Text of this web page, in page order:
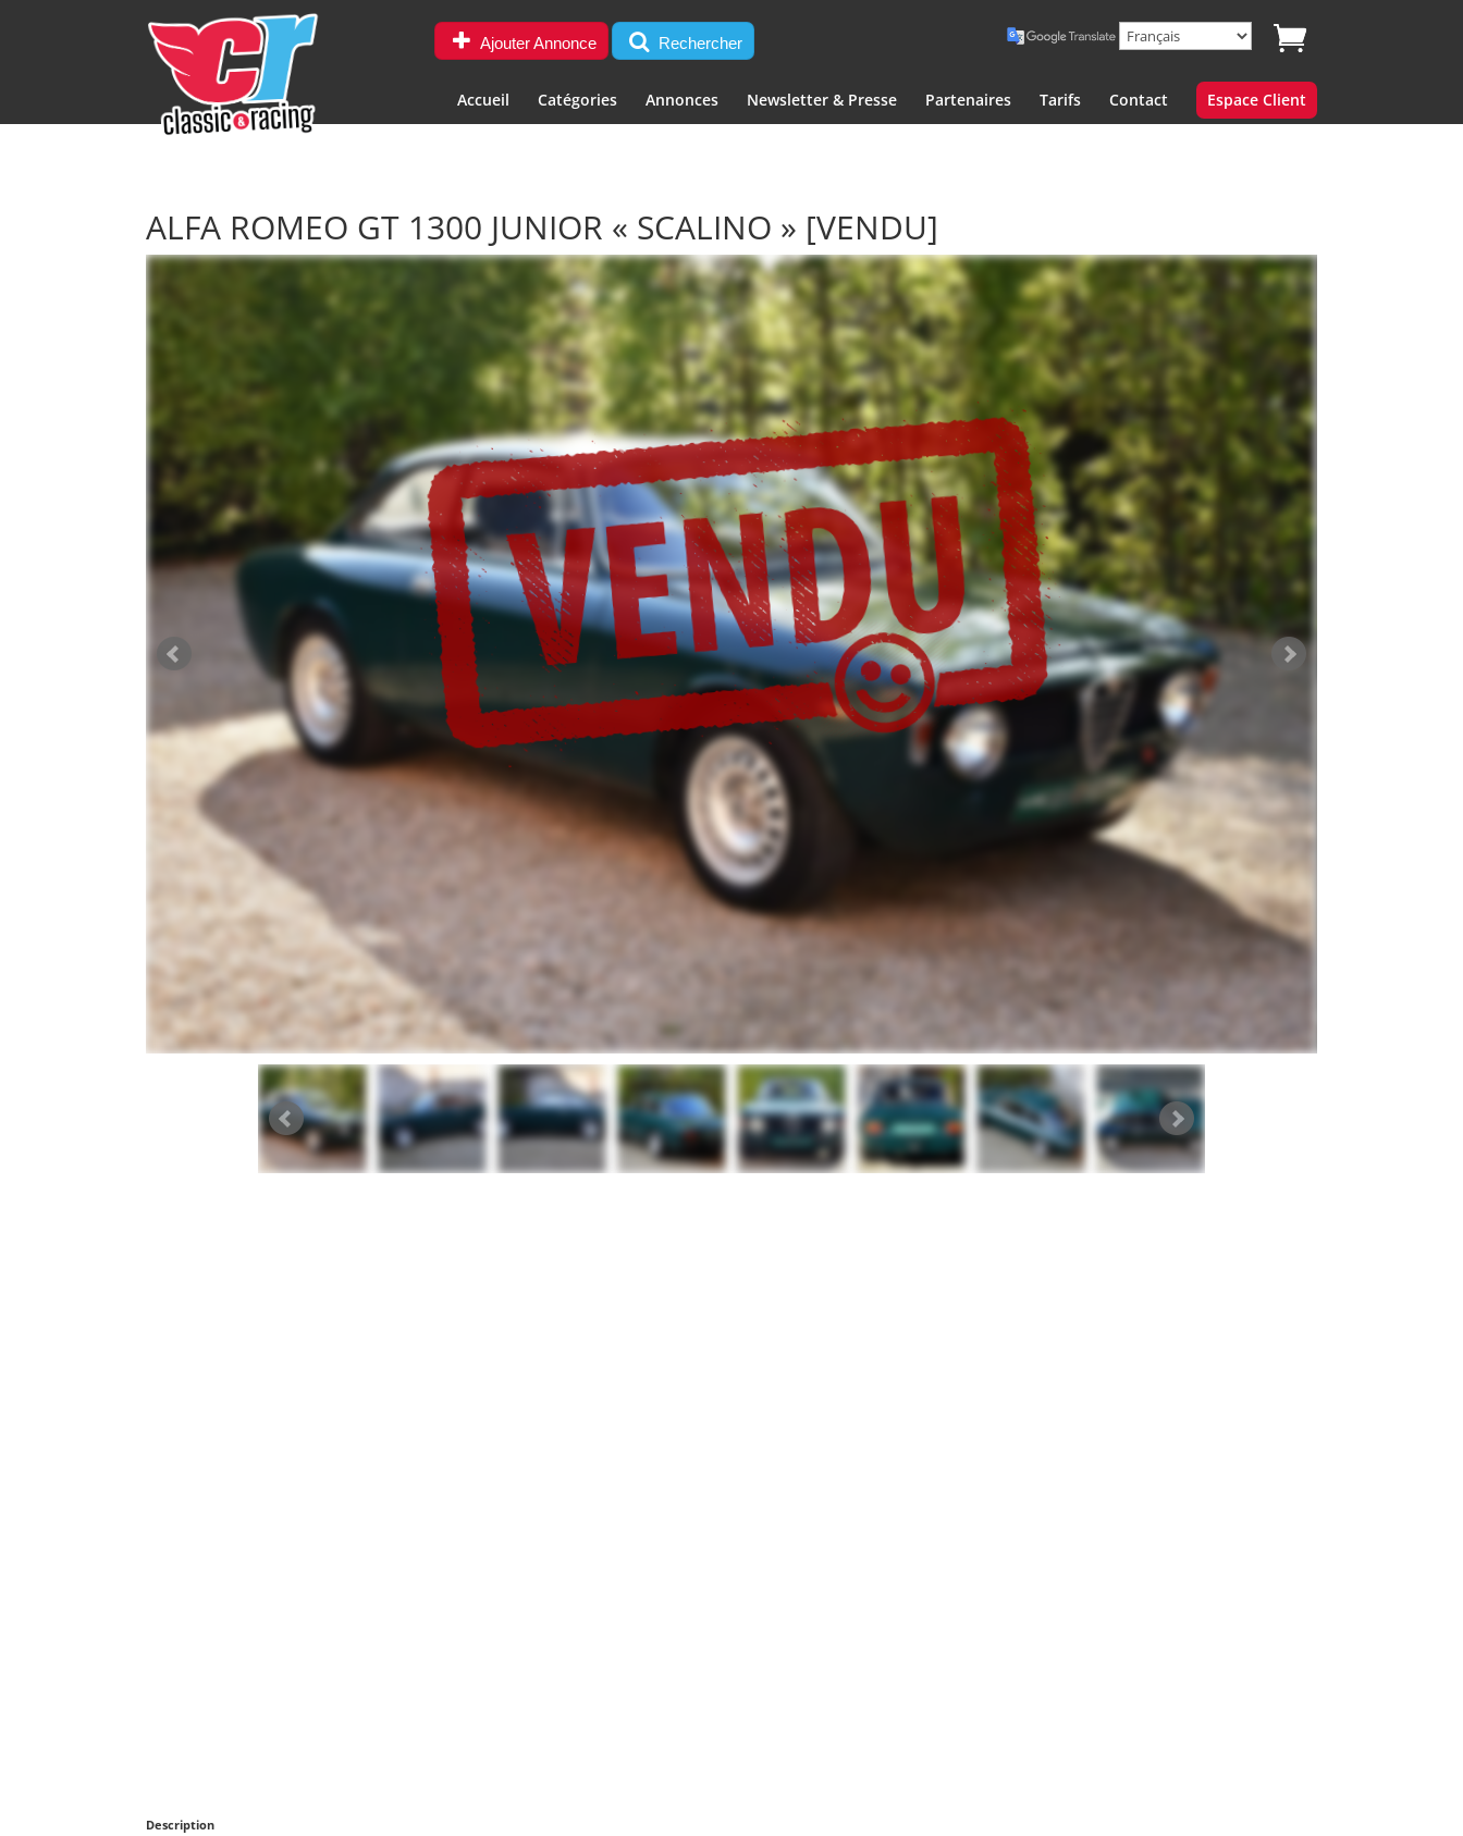
Ajouter Annonce Rechercher
Accueil Catégories Annonces Newsletter & Presse Partenaires Tarifs Contact Espace Client
ALFA ROMEO GT 1300 JUNIOR « SCALINO » [VENDU]
Description